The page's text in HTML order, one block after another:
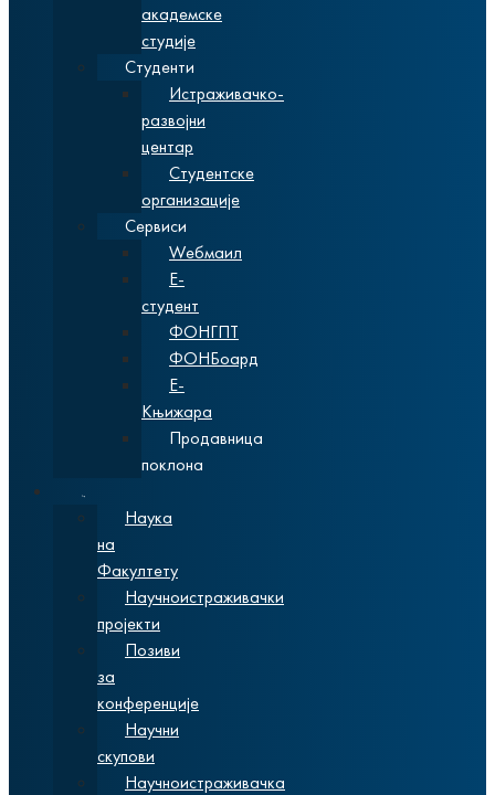
академске
студије
Студенти
Истраживачко-
развојни
центар
Студентске
организације
Сервиси
Wебмаил
Е-
студент
ФОНГПТ
ФОНБоард
Е-
Књижара
Продавница
поклона
Наука
на
Факултету
Научноистраживачки
пројекти
Позиви
за
конференције
Научни
скупови
Научноистраживачка